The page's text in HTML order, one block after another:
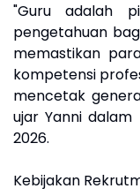
"Guru adalah
pengetahuan
memastikan
kompetensi
mencetak
ujar Yanni dalam
2026.
Kebijakan